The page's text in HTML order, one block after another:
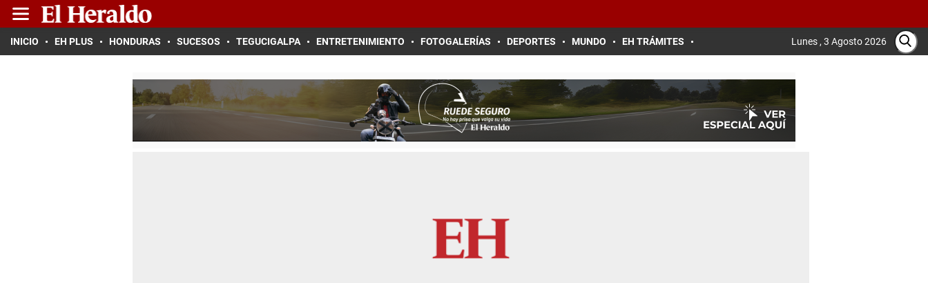
INICIO EH PLUS HONDURAS SUCESOS TEGUCIGALPA ENTRETENIMIENTO FOTOGALERÍAS DEPORTES MUNDO EH TRÁMITES Lunes , 3 Agosto 2026